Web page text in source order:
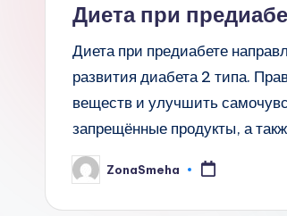
Диета при
Диета при предиабете
развития диабета 2 типа.
веществ и улучшить
запрещённые продукты, а
Запись
от
ZonaSmeha